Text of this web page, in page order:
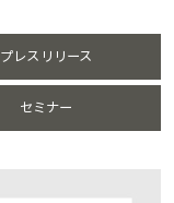
プレスリリース
セミナー